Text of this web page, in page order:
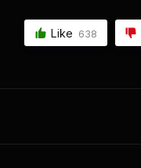
Like 638